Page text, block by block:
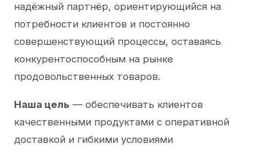
надёжный партнёр, ориентирующийся на
потребности клиентов и постоянно
совершенствующий процессы, оставаясь
конкурентоспособным на рынке
продовольственных товаров.
Наша цель — обеспечивать клиентов
качественными продуктами с оперативной
доставкой и гибкими условиями